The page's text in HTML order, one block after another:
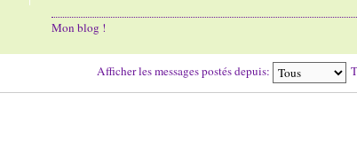
Mon blog !
Afficher les messages postés depuis: